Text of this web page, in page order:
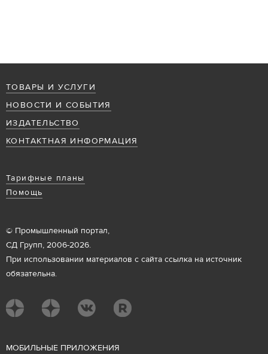
ТОВАРЫ И УСЛУГИ
НОВОСТИ И СОБЫТИЯ
ИЗДАТЕЛЬСТВО
КОНТАКТНАЯ ИНФОРМАЦИЯ
Тарифные планы
Помощь
© Промышленный портал,
СД Групп, 2006-2026.
При использовании материалов с сайта ссылка на источник
обязательна.
МОБИЛЬНЫЕ ПРИЛОЖЕНИЯ